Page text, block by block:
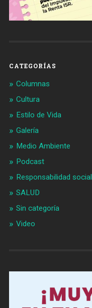
CATEGORÍAS
Columnas
Cultura
Estilo de Vida
Galería
Medio Ambiente
Podcast
Responsabilidad social
SALUD
Sin categoría
Video